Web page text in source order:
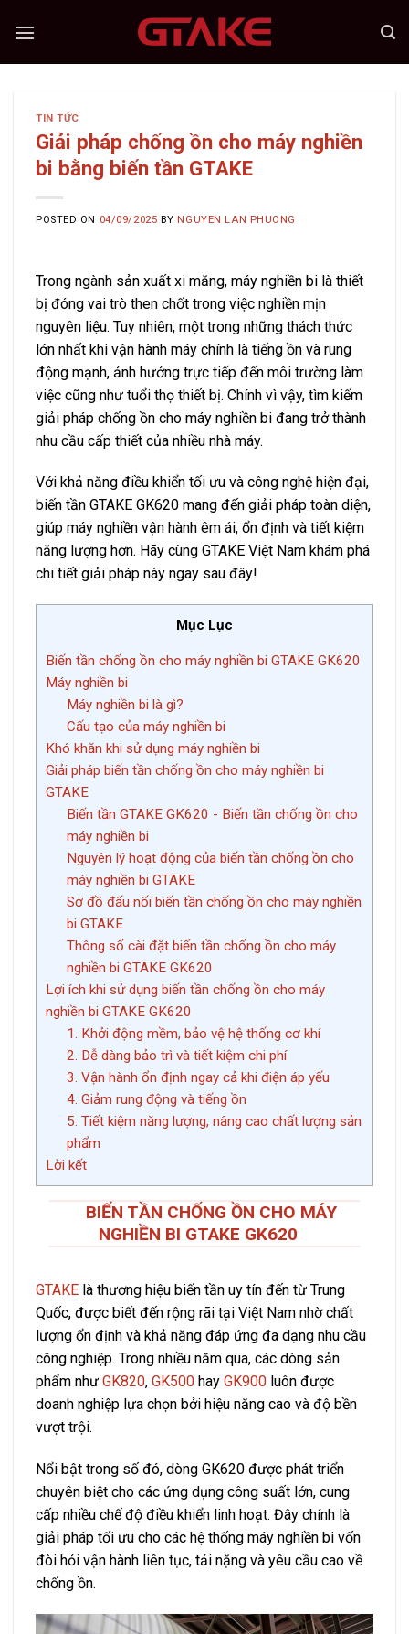
TIN TỨC
Giải pháp chống ồn cho máy nghiền
bi bằng biến tần GTAKE
POSTED ON 04/09/2025 BY NGUYEN LAN PHUONG
Trong ngành sản xuất xi măng, máy nghiền bi là thiết
bị đóng vai trò then chốt trong việc nghiền mịn
nguyên liệu. Tuy nhiên, một trong những thách thức
lớn nhất khi vận hành máy chính là tiếng ồn và rung
động mạnh, ảnh hưởng trực tiếp đến môi trường làm
việc cũng như tuổi thọ thiết bị. Chính vì vậy, tìm kiếm
giải pháp chống ồn cho máy nghiền bi đang trở thành
nhu cầu cấp thiết của nhiều nhà máy.
Với khả năng điều khiển tối ưu và công nghệ hiện đại,
biến tần GTAKE GK620 mang đến giải pháp toàn diện,
giúp máy nghiền vận hành êm ái, ổn định và tiết kiệm
năng lượng hơn. Hãy cùng GTAKE Việt Nam khám phá
chi tiết giải pháp này ngay sau đây!
Mục Lục
Biến tần chống ồn cho máy nghiền bi GTAKE GK620
Máy nghiền bi
Máy nghiền bi là gì?
Cấu tạo của máy nghiền bi
Khó khăn khi sử dụng máy nghiền bi
Giải pháp biến tần chống ồn cho máy nghiền bi
GTAKE
Biến tần GTAKE GK620 - Biến tần chống ồn cho
máy nghiền bi
Nguyên lý hoạt động của biến tần chống ồn cho
máy nghiền bi GTAKE
Sơ đồ đấu nối biến tần chống ồn cho máy nghiền
bi GTAKE
Thông số cài đặt biến tần chống ồn cho máy
nghiền bi GTAKE GK620
Lợi ích khi sử dụng biến tần chống ồn cho máy
nghiền bi GTAKE GK620
1. Khởi động mềm, bảo vệ hệ thống cơ khí
2. Dễ dàng bảo trì và tiết kiệm chi phí
3. Vận hành ổn định ngay cả khi điện áp yếu
4. Giảm rung động và tiếng ồn
5. Tiết kiệm năng lượng, nâng cao chất lượng sản
phẩm
Lời kết
BIẾN TẦN CHỐNG ỒN CHO MÁY
NGHIỀN BI GTAKE GK620
GTAKE là thương hiệu biến tần uy tín đến từ Trung
Quốc, được biết đến rộng rãi tại Việt Nam nhờ chất
lượng ổn định và khả năng đáp ứng đa dạng nhu cầu
công nghiệp. Trong nhiều năm qua, các dòng sản
phẩm như GK820, GK500 hay GK900 luôn được
doanh nghiệp lựa chọn bởi hiệu năng cao và độ bền
vượt trội.
Nổi bật trong số đó, dòng GK620 được phát triển
chuyên biệt cho các ứng dụng công suất lớn, cung
cấp nhiều chế độ điều khiển linh hoạt. Đây chính là
giải pháp tối ưu cho các hệ thống máy nghiền bi vốn
đòi hỏi vận hành liên tục, tải nặng và yêu cầu cao về
chống ồn.